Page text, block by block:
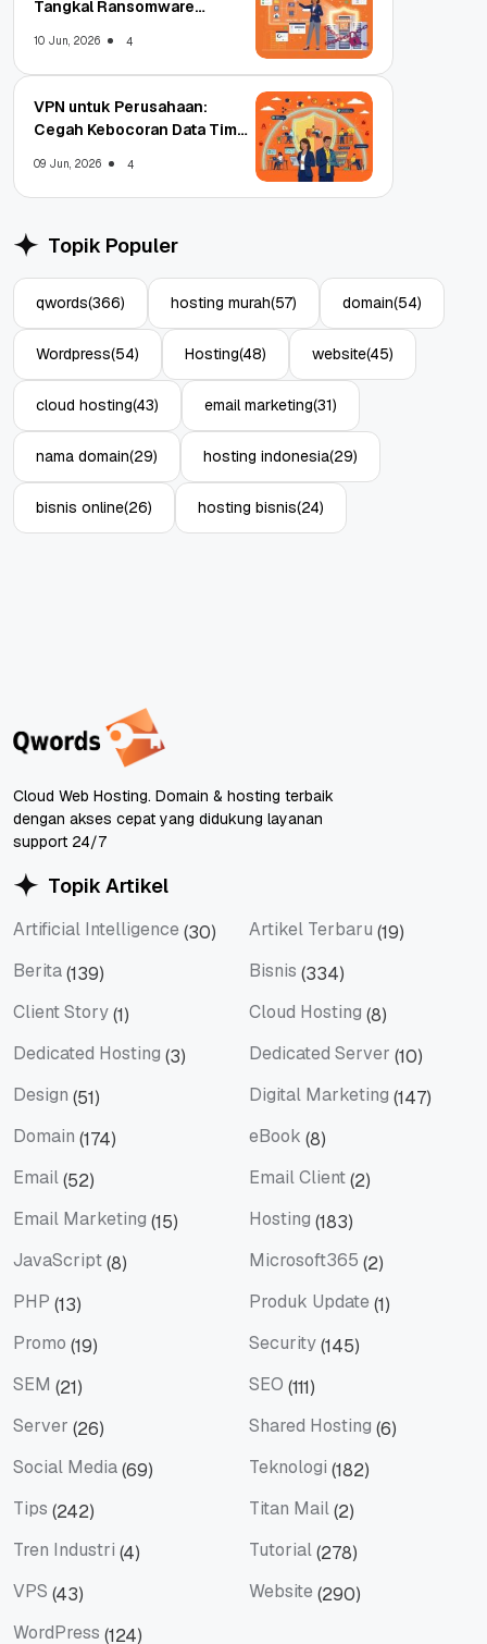
Tangkal Ransomware
10 Jun, 2026 4
VPN untuk Perusahaan:
Cegah Kebocoran Data Tim
09 Jun, 2026 4
Topik Populer
qwords(366) hosting murah(57) domain(54)
Wordpress(54) Hosting(48) website(45)
cloud hosting(43) email marketing(31)
nama domain(29) hosting indonesia(29)
bisnis online(26) hosting bisnis(24)
Cloud Web Hosting. Domain & hosting terbaik
dengan akses cepat yang didukung layanan
support 24/7
Topik Artikel
Artificial Intelligence (30) Artikel Terbaru (19)
Berita(139) Bisnis (334)
Client Story(1) Cloud Hosting (8)
Dedicated Hosting (3) Dedicated Server (10)
Design (51) Digital Marketing (147)
Domain (174) eBook (8)
Email(52) Email Client(2)
Email Marketing (15) Hosting (183)
JavaScript(8) Microsoft365 (2)
PHP (13) Produk Update (1)
Promo (19) Security(145)
SEM (21) SEO (111)
Server (26) Shared Hosting (6)
Social Media(69) Teknologi (182)
Tips (242) Titan Mail(2)
Tren Industri (4) Tutorial(278)
VPS (43) Website (290)
WordPress (124)